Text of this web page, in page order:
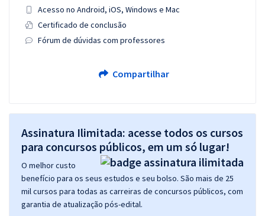
Acesso no Android, iOS, Windows e Mac
Certificado de conclusão
Fórum de dúvidas com professores
Compartilhar
Assinatura Ilimitada: acesse todos os cursos
para concursos públicos, em um só lugar!
O melhor custo
benefício para os seus estudos e seu bolso. São mais de 25
mil cursos para todas as carreiras de concursos públicos, com
garantia de atualização pós-edital.